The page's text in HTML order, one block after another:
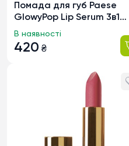
Помада для губ Paese
GlowyPop Lip Serum 3в1
(помада/бальзам/блиск)
500 Frosted Plum, 2.2г
420 ₴
В наявності